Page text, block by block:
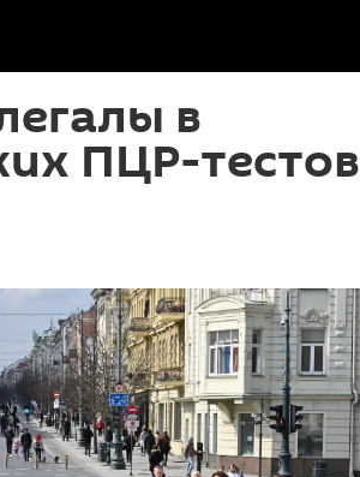
в
ПЦР-тестов